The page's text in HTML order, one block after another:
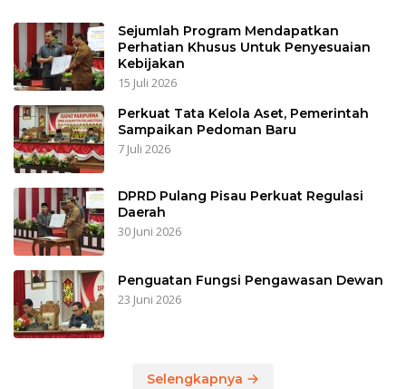
Sejumlah Program Mendapatkan
Perhatian Khusus Untuk Penyesuaian
Kebijakan
15 Juli 2026
Perkuat Tata Kelola Aset, Pemerintah
Sampaikan Pedoman Baru
7 Juli 2026
DPRD Pulang Pisau Perkuat Regulasi
Daerah
30 Juni 2026
Penguatan Fungsi Pengawasan Dewan
23 Juni 2026
Selengkapnya